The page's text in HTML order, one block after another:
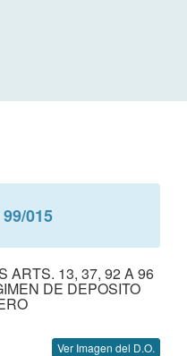
99/015
ARTS. 13, 37, 92 A 96
DE DEPOSITO
Ver Imagen del D.O.